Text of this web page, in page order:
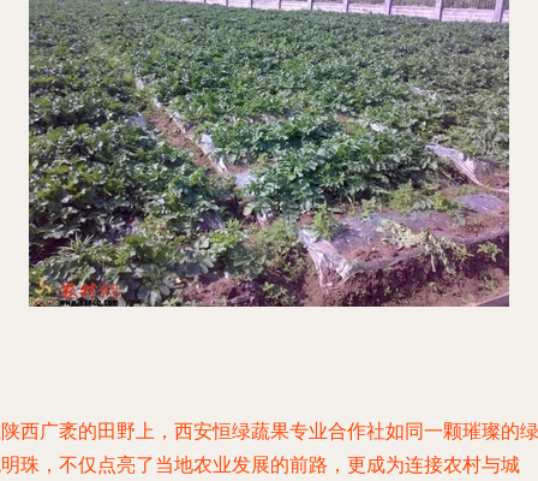
西广袤的田野上，西安恒绿蔬果专业合作社如同一颗璀璨的绿
珠，不仅点亮了当地农业发展的前路，更成为连接农村与城